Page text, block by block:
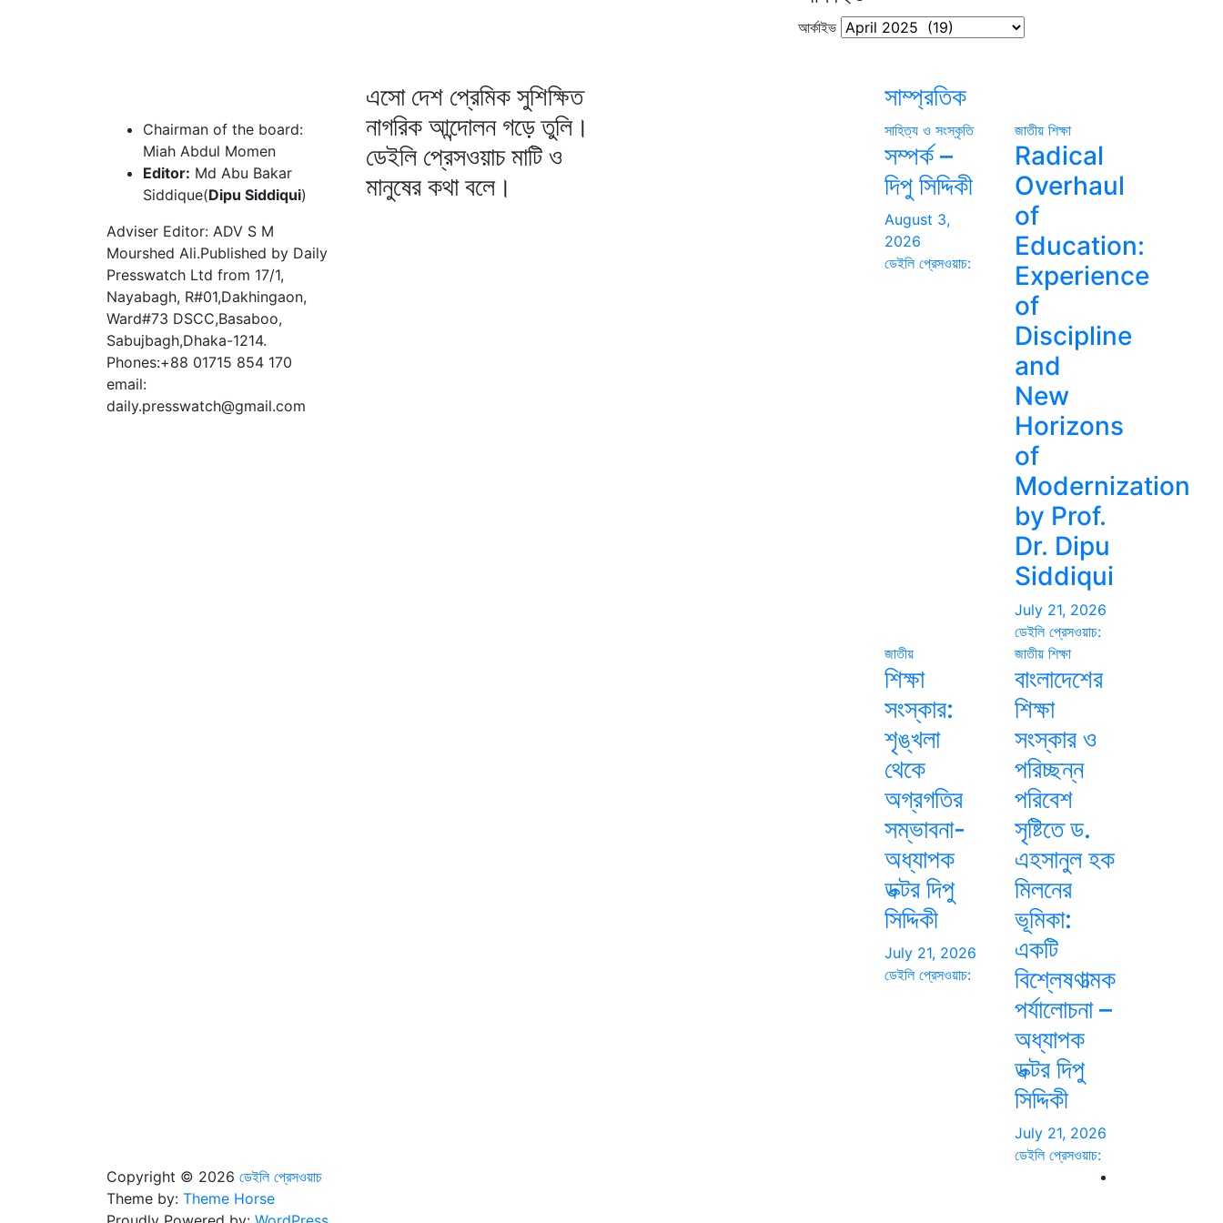
আর্কাইভ
Chairman of the board:
Miah Abdul Momen
Editor: Md Abu Bakar
Siddique(Dipu Siddiqui)
Adviser Editor: ADV S M
Mourshed Ali.Published by Daily
Presswatch Ltd from 17/1,
Nayabagh, R#01,Dakhingaon,
Ward#73 DSCC,Basaboo,
Sabujbagh,Dhaka-1214.
Phones:+88 01715 854 170
email:
daily.presswatch@gmail.com
এসো দেশ প্রেমিক সুশিক্ষিত
নাগরিক আন্দোলন গড়ে তুলি।
ডেইলি প্রেসওয়াচ মাটি ও
মানুষের কথা বলে।
সাম্প্রতিক
সাহিত্য ও সংস্কৃতি
সম্পর্ক –
দিপু সিদ্দিকী
August 3,
2026
ডেইলি প্রেসওয়াচ:
জাতীয় শিক্ষা
Radical
Overhaul
of
Education:
Experience
of
Discipline
and
New
Horizons
of
Modernization
by Prof.
Dr. Dipu
Siddiqui
July 21, 2026
ডেইলি প্রেসওয়াচ:
জাতীয়
শিক্ষা
সংস্কার:
শৃঙ্খলা
থেকে
অগ্রগতির
সম্ভাবনা-
অধ্যাপক
ডক্টর দিপু
সিদ্দিকী
July 21, 2026
ডেইলি প্রেসওয়াচ:
জাতীয় শিক্ষা
বাংলাদেশের
শিক্ষা
সংস্কার ও
পরিচ্ছন্ন
পরিবেশ
সৃষ্টিতে ড.
এহসানুল হক
মিলনের
ভূমিকা:
একটি
বিশ্লেষণাত্মক
পর্যালোচনা –
অধ্যাপক
ডক্টর দিপু
সিদ্দিকী
July 21, 2026
ডেইলি প্রেসওয়াচ:
Copyright © 2026 ডেইলি প্রেসওয়াচ
Theme by: Theme Horse